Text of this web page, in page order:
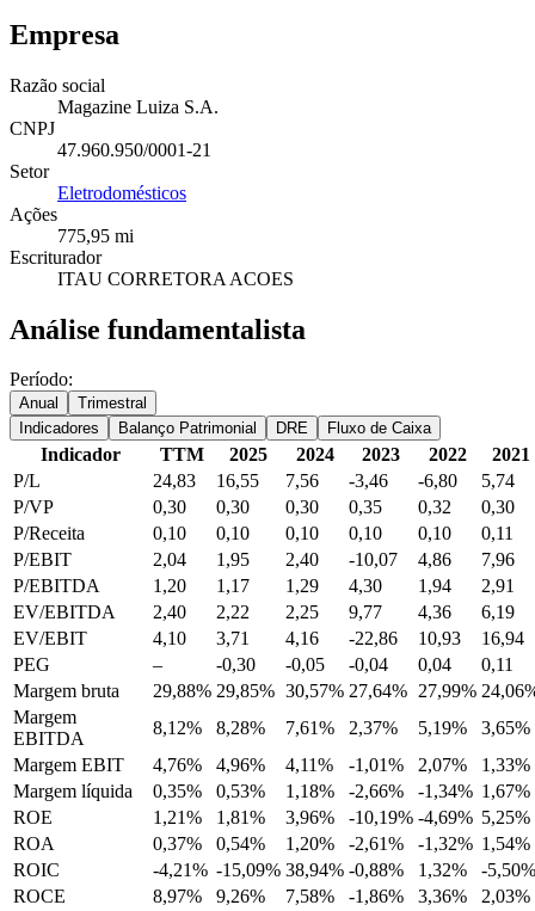
Empresa
Razão social
Magazine Luiza S.A.
CNPJ
47.960.950/0001-21
Setor
Eletrodomésticos
Ações
775,95 mi
Escriturador
ITAU CORRETORA ACOES
Análise fundamentalista
Período:
Anual
Trimestral
Indicadores
Balanço Patrimonial DRE Fluxo de Caixa
Indicador TTM 2025 2024 2023 2022
2021
P/L
24,83 16,55 7,56 -3,46 -6,80
5,74
P/VP
0,30 0,30 0,30 0,35 0,32
0,30
P/Receita
0,10 0,10 0,10 0,10 0,10
0,11
P/EBIT
2,04 1,95 2,40 -10,07 4,86
7,96
P/EBITDA
1,20 1,17 1,29 4,30 1,94
2,91
EV/EBITDA
2,40 2,22 2,25 9,77 4,36
6,19
EV/EBIT
4,10 3,71 4,16 -22,86 10,93
16,94
PEG
– -0,30 -0,05 -0,04 0,04
0,11
Margem bruta
29,88% 29,85% 30,57% 27,64% 27,99%
Margem
EBITDA
8,12% 8,28% 7,61% 2,37% 5,19%
3,65%
Margem EBIT
4,76% 4,96% 4,11% -1,01% 2,07%
1,33%
Margem líquida
0,35% 0,53% 1,18% -2,66% -1,34% 1,67%
ROE
1,21% 1,81% 3,96% -10,19% -4,69% 5,25%
ROA
0,37% 0,54% 1,20% -2,61% -1,32% 1,54%
ROIC
-4,21% -15,09% 38,94% -0,88% 1,32%
-5,50%
ROCE
8,97% 9,26% 7,58% -1,86% 3,36%
2,03%